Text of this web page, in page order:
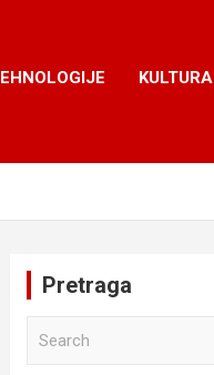
KULTURA
Pretraga